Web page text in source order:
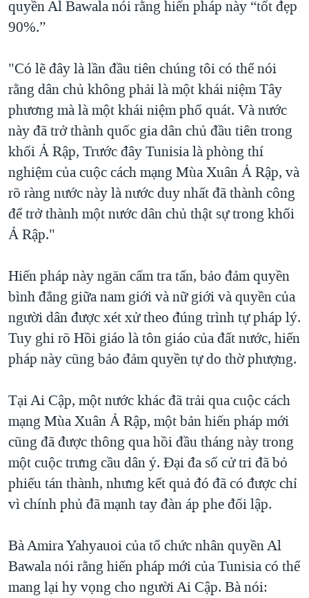
quyền Al Bawala nói rằng hiến pháp này “tốt đẹp
90%.”
"Có lẽ đây là lần đầu tiên chúng tôi có thể nói
rằng dân chủ không phải là một khái niệm Tây
phương mà là một khái niệm phổ quát. Và nước
này đã trở thành quốc gia dân chủ đầu tiên trong
khối Ả Rập, Trước đây Tunisia là phòng thí
nghiệm của cuộc cách mạng Mùa Xuân Ả Rập, và
rõ ràng nước này là nước duy nhất đã thành công
để trở thành một nước dân chủ thật sự trong khối
Ả Rập."
Hiến pháp này ngăn cấm tra tấn, bảo đảm quyền
bình đẳng giữa nam giới và nữ giới và quyền của
người dân được xét xử theo đúng trình tự pháp lý.
Tuy ghi rõ Hồi giáo là tôn giáo của đất nước, hiến
pháp này cũng bảo đảm quyền tự do thờ phượng.
Tại Ai Cập, một nước khác đã trải qua cuộc cách
mạng Mùa Xuân Ả Rập, một bản hiến pháp mới
cũng đã được thông qua hồi đầu tháng này trong
một cuộc trưng cầu dân ý. Đại đa số cử tri đã bỏ
phiếu tán thành, nhưng kết quả đó đã có được chỉ
vì chính phủ đã mạnh tay đàn áp phe đối lập.
Bà Amira Yahyauoi của tổ chức nhân quyền Al
Bawala nói rằng hiến pháp mới của Tunisia có thể
mang lại hy vọng cho người Ai Cập. Bà nói: